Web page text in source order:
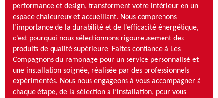
performance et design, transforment votre intérieur en un
espace chaleureux et accueillant. Nous comprenons
l’importance de la durabilité et de l'efficacité énergétique,
c'est pourquoi nous sélectionnons rigoureusement des
produits de qualité supérieure. Faites confiance à Les
Compagnons du ramonage pour un service personnalisé et
une installation soignée, réalisée par des professionnels
expérimentés. Nous nous engageons à vous accompagner à
chaque étape, de la sélection à l’installation, pour vous